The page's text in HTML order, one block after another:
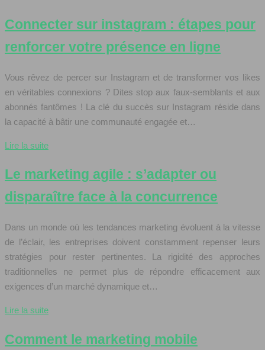
Connecter sur instagram : étapes pour
renforcer votre présence en ligne
Vous rêvez de percer sur Instagram et de transformer vos likes
en véritables connexions ? Dites stop aux faux-semblants et aux
abonnés fantômes ! La clé du succès sur Instagram réside dans
la capacité à bâtir une communauté engagée et…
Lire la suite
Le marketing agile : s’adapter ou
disparaître face à la concurrence
Dans un monde où les tendances marketing évoluent à la vitesse
de l’éclair, les entreprises doivent constamment repenser leurs
stratégies pour rester pertinentes. La rigidité des approches
traditionnelles ne permet plus de répondre efficacement aux
exigences d’un marché dynamique et…
Lire la suite
Comment le marketing mobile